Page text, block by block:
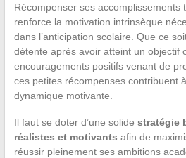
Récompenser ses accomplissements
renforce la motivation intrinsèque
dans l’anticipation scolaire. Que ce
détente après avoir atteint un objectif
encouragements positifs venant de
ces petites récompenses contribuent
dynamique motivante.
Il faut se doter d’une solide stratégie
réalistes et motivants afin de
réussir pleinement ses ambitions